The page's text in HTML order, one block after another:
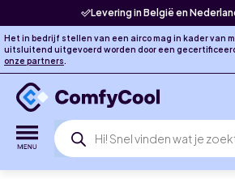
Levering in België en
Het in bedrijf stellen van een airco mag in kader van
uitsluitend uitgevoerd worden door een
onze partners.
Producten
zoeken